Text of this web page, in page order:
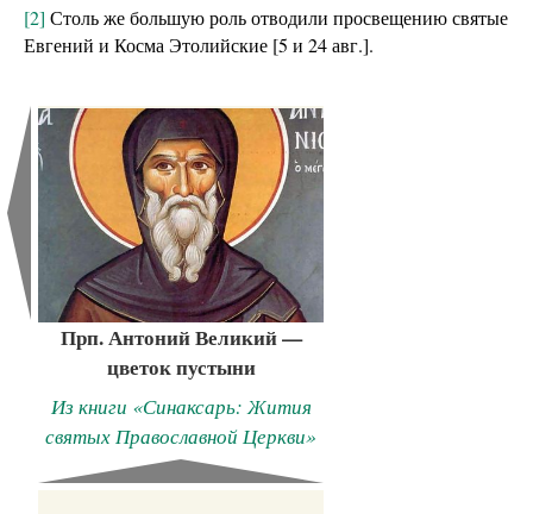
[2] Столь же большую роль отводили просвещению святые
Евгений и Косма Этолийские [5 и 24 авг.].
Прп. Антоний Великий —
цветок пустыни
Из книги «Синаксарь: Жития
святых Православной Церкви»